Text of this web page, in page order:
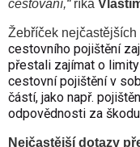
cestování,“říká
Žebříček
cestovního pojištění
přestali zajímat o
cestovní pojištění v
částí, jako např.
odpovědnosti za
Nejčastější dotazy